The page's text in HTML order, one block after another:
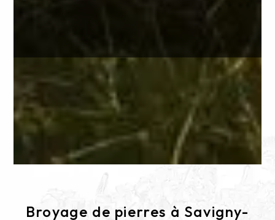
Broyage de pierres à Savigny-